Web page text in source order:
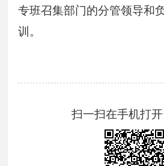
专班召集部门的分管领导和
训。
扫一扫在手机打